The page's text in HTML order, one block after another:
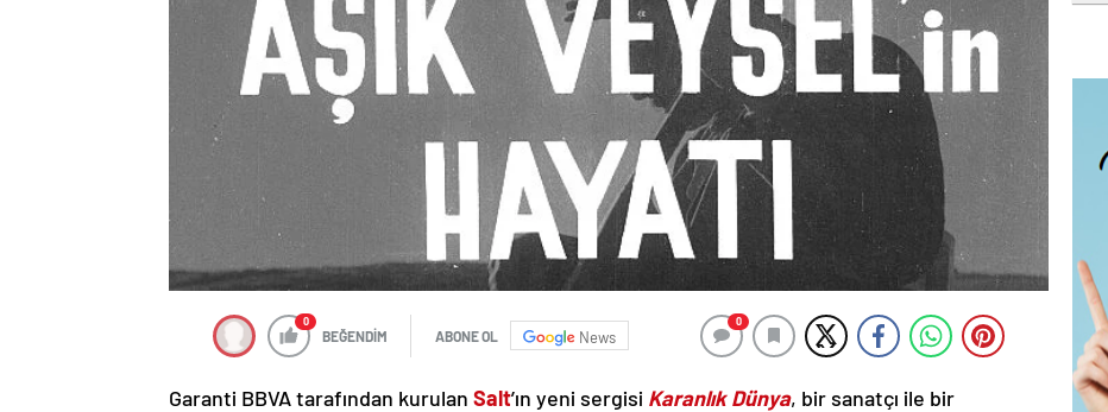
0
BEĞENDİM ABONE OL News
0
Garanti BBVA tarafından kurulan Salt’ın yeni sergisi Karanlık Dünya, bir sanatçı ile bir